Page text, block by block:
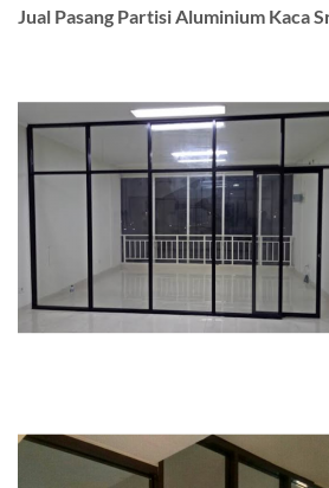
Jual Pasang Partisi Aluminium Kaca